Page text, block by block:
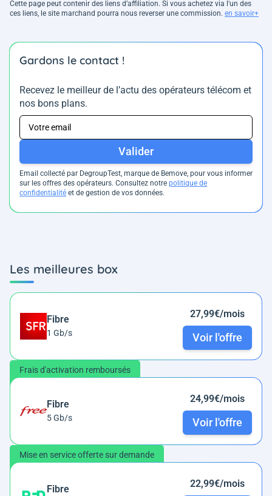
Cette page peut contenir des liens d’affiliation. Si vous achetez via l'un des
ces liens, le site marchand pourra nous reverser une commission. en savoir+
Gardons le contact !
Recevez le meilleur de l’actu des opérateurs télécom et
nos bons plans.
Valider
Email collecté par DegroupTest, marque de Bemove, pour vous informer
sur les offres des opérateurs. Consultez notre politique de
confidentialité et de gestion de vos données.
Les meilleures box
Fibre
1 Gb/s
27,99€/mois
Voir l'offre
Frais d'activation remboursés
Fibre
5 Gb/s
24,99€/mois
Voir l'offre
Mise en service offerte sur demande
Fibre 22,99€/mois